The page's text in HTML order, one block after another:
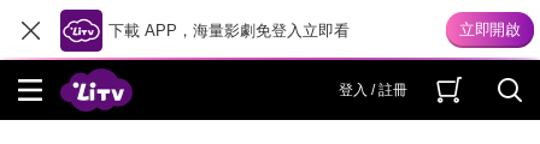
下載 APP，海量影劇免登入立即看
登入 / 註冊